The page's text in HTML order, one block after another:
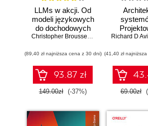
LLMs w akcji. Od
modeli językowych
do dochodowych
produktów
Christopher Brousseau Matt Sharp
(89,40 zł najniższa cena z 30 dni)
93.87 zł
149.00zł (-37%)
Richard D
(41,40 zł
69.00zł